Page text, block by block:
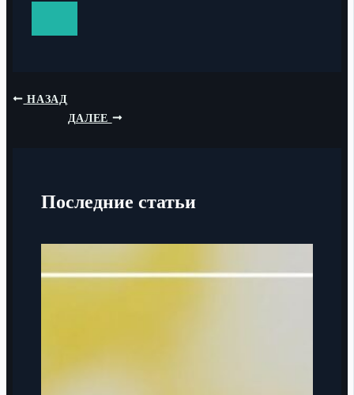
НАЗАД
ДАЛЕЕ
Последние статьи